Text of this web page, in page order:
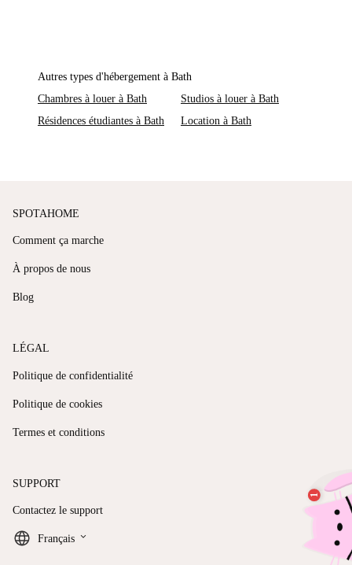
Autres types d'hébergement à Bath
Chambres à louer à Bath
Studios à louer à Bath
Résidences étudiantes à Bath
Location à Bath
SPOTAHOME
Comment ça marche
À propos de nous
Blog
LÉGAL
Politique de confidentialité
Politique de cookies
Termes et conditions
SUPPORT
Contactez le support
Français keyboard_arrow_down